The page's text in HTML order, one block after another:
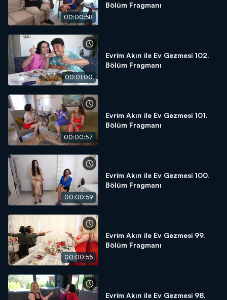
00:00:58
Bölüm Fragmanı
00:01:00
Evrim Akın ile Ev Gezmesi 102.
Bölüm Fragmanı
00:00:57
Evrim Akın ile Ev Gezmesi 101.
Bölüm Fragmanı
00:00:59
Evrim Akın ile Ev Gezmesi 100.
Bölüm Fragmanı
00:00:55
Evrim Akın ile Ev Gezmesi 99.
Bölüm Fragmanı
Evrim Akın ile Ev Gezmesi 98.